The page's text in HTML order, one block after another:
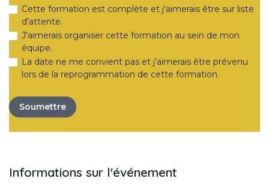
Cette formation est complète et j'aimerais être sur liste
d'attente.
J'aimerais organiser cette formation au sein de mon
équipe.
La date ne me convient pas et j'aimerais être prévenu
lors de la reprogrammation de cette formation.
Soumettre
Informations sur l'événement